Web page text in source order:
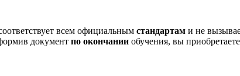
всем официальным стандартам и не
документ по окончании обучения, вы